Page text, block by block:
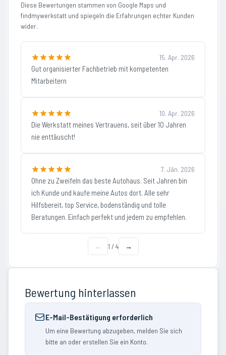
Diese Bewertungen stammen von Google Maps und
findmywerkstatt und spiegeln die Erfahrungen echter Kunden
wider.
15. Apr. 2026
Gut organisierter Fachbetrieb mit kompetenten
Mitarbeitern
10. Apr. 2026
Die Werkstatt meines Vertrauens, seit über 10 Jahren
nie enttäuscht!
7. Jän. 2026
Ohne zu Zweifeln das beste Autohaus. Seit Jahren bin
ich Kunde und kaufe meine Autos dort. Alle sehr
Hilfsbereit, top Service, bodenständig und tolle
Beratungen. Einfach perfekt und jedem zu empfehlen.
← 1 / 4 →
Bewertung hinterlassen
E-Mail-Bestätigung erforderlich
Um eine Bewertung abzugeben, melden Sie sich
bitte an oder erstellen Sie ein Konto.